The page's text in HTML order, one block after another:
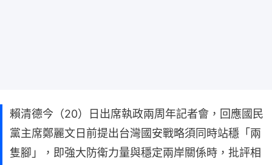
賴清德今（20）日出席執政兩周年記者會，回應國民
黨主席鄭麗文日前提出台灣國安戰略須同時站穩「兩
隻腳」，即強大防衛力量與穩定兩岸關係時，批評相